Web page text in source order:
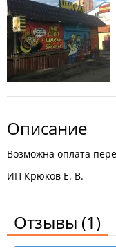
Описание
Возможна оплата
ИП Крюков Е. В.
Отзывы (1)